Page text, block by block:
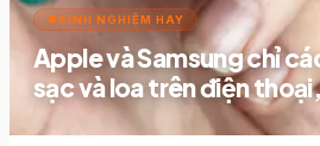
label_importantKINH NGHIỆM HAY
Apple và Samsung chỉ
sạc và loa trên điện